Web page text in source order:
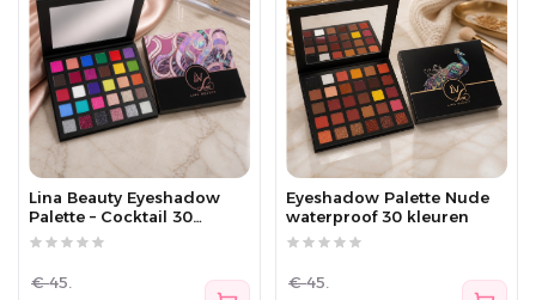
Lina Beauty Eyeshadow
Palette – Cocktail 30
Colors
€45.
Eyeshadow Palette Nude
waterproof 30 kleuren
€45.